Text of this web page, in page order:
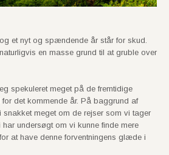
et nyt og spændende år står for skud.
en masse grund til at gruble over
spekuleret meget på de fremtidige
det kommende år. På baggrund af
meget om de rejser som vi tager
undersøgt om vi kunne finde mere
at have denne forventningens glæde i